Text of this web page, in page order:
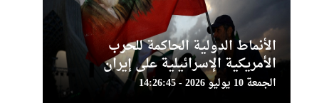
الأنماط الدولية الحاكمة للحرب
الأمريكية الإسرائيلية على إيران
الجمعة 10 يوليو 2026 - 14:26:45